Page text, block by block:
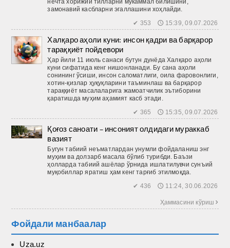
нечта хорижий тилларни мукаммал билишини,
замонавий касбларни эгаллашини хоҳлайди.
✔ 353 🕔 15:39, 09.07.2026
Халқаро аҳоли куни: инсон қадри ва барқарор
тараққиёт пойдевори
Ҳар йили 11 июль санаси бутун дунёда Халқаро аҳоли
куни сифатида кенг нишонланади. Бу сана аҳоли
сонининг ўсиши, инсон саломатлиги, оила фаровонлиги,
хотин-қизлар ҳуқуқларини таъминлаш ва барқарор
тараққиёт масалаларига жамоатчилик эътиборини
қаратишда муҳим аҳамият касб этади.
✔ 365 🕔 15:35, 09.07.2026
Қоғоз саноати – инсоният олдидаги мураккаб
вазият
Бугун табиий неъматлардан унумли фойдаланиш энг
муҳим ва долзарб масала бўлиб турибди. Баъзи
ҳолларда табиий ашёлар ўрнида ишлатилувчи сунъий
муқобиллар яратиш ҳам кенг тарғиб этилмоқда.
✔ 436 🕔 11:24, 30.06.2026
Ҳаммасини кўриш 
Фойдали манбаалар
Uza.uz